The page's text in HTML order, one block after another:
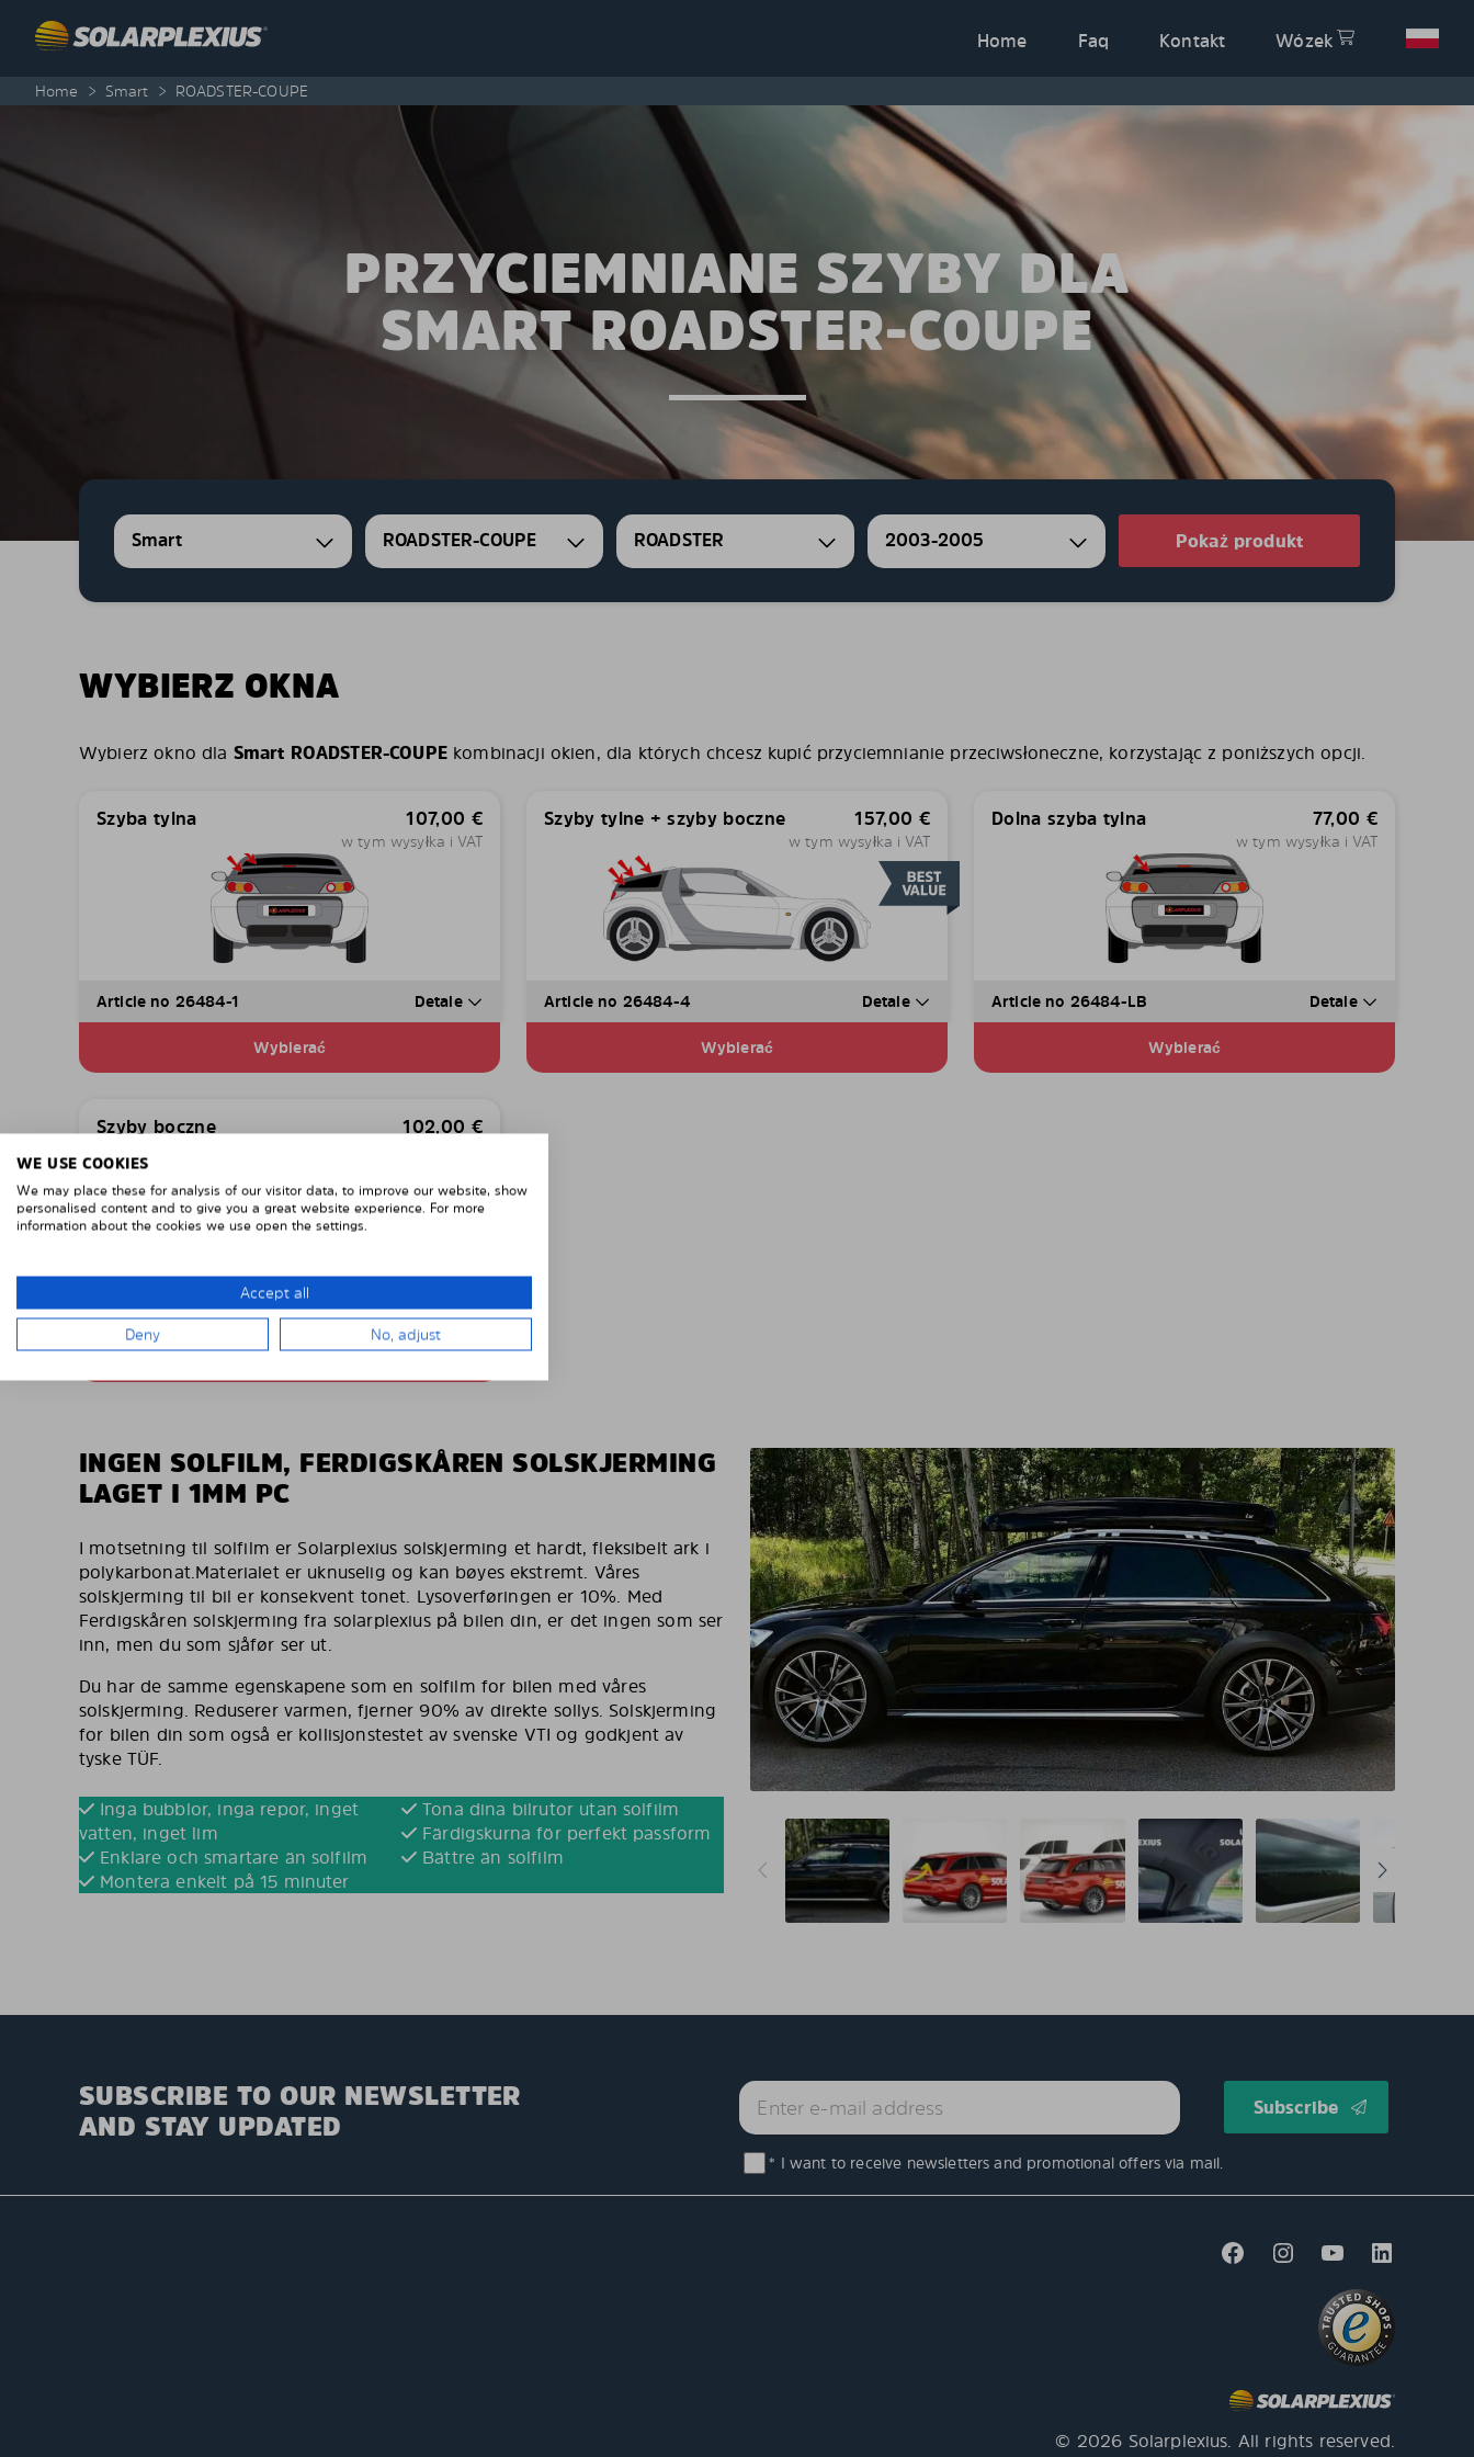
Home
Faq Kontakt Wózek
Home > Smart > ROADSTER-COUPE
PRZYCIEMNIANE SZYBY DLA
SMART ROADSTER-COUPE
Smart ROADSTER-COUPE ROADSTER 2003-2005 Pokaż produkt
WYBIERZ OKNA
Wybierz okno dla Smart ROADSTER-COUPEkombinacji okien, dla których chcesz kupić przyciemnianie przeciwsłoneczne, korzystając z poniższych opcji.
Szyba tylna 107,00 €
w tym wysyłka i VAT
Article no 26484-1 Detale
Wybierać
Szyby tylne + szyby boczne 157,00 €
w tym wysyłka i VAT
Article no 26484-4 Detale
Wybierać
Dolna szyba tylna 77,00 €
w tym wysyłka i VAT
Article no 26484-LB Detale
Wybierać
Szyby boczne 102,00 €
Article no 26484-S Detale
Wybierać
INGEN SOLFILM, FERDIGSKÅREN SOLSKJERMING
LAGET I 1MM PC
I motsetning til solfilm er Solarplexius solskjerming et hardt, fleksibelt ark i
polykarbonat.Materialet er uknuselig og kan bøyes ekstremt. Våres
solskjerming til bil er konsekvent tonet. Lysoverføringen er 10%. Med
Ferdigskåren solskjerming fra solarplexius på bilen din, er det ingen som ser
inn, men du som sjåfør ser ut.
Du har de samme egenskapene som en solfilm for bilen med våres
solskjerming. Reduserer varmen, fjerner 90% av direkte sollys. Solskjerming
for bilen din som også er kollisjonstestet av svenske VTI og godkjent av
tyske TÜF.
Inga bubblor, inga repor, inget
vatten, inget lim
Enklare och smartare än solfilm
Montera enkelt på 15 minuter
Tona dina bilrutor utan solfilm
Färdigskurna för perfekt passform
Bättre än solfilm
SUBSCRIBE TO OUR NEWSLETTER
AND STAY UPDATED
* I want to receive newsletters and promotional offers via mail.
© 2026 Solarplexius. All rights reserved.
WE USE COOKIES
We may place these for analysis of our visitor data, to improve our website, show
personalised content and to give you a great website experience. For more
information about the cookies we use open the settings.
Accept all
Deny No, adjust